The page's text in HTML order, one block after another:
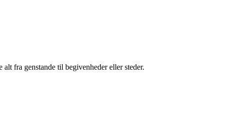
fra genstande til begivenheder eller steder.